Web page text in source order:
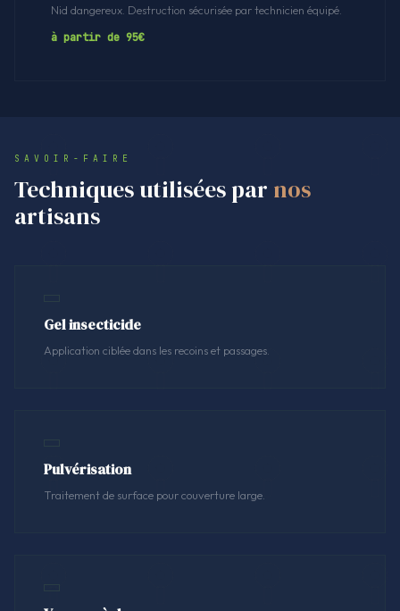
Nid dangereux. Destruction sécurisée par technicien équipé.
à partir de 95€
SAVOIR-FAIRE
Techniques utilisées par nos
artisans
Gel insecticide
Application ciblée dans les recoins et passages.
Pulvérisation
Traitement de surface pour couverture large.